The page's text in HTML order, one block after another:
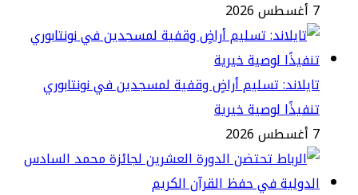
تسليم أراضٍ وقفية لمسجدين في نونتابوري
لوصية خيرية